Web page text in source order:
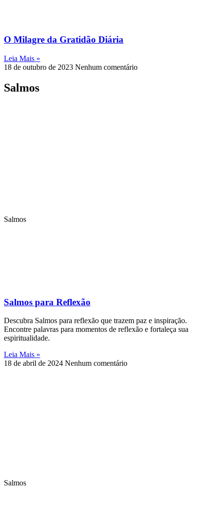
O Milagre da Gratidão Diária
Leia Mais »
18 de outubro de 2023 Nenhum comentário
Salmos
Salmos
Salmos para Reflexão
Descubra Salmos para reflexão que trazem paz e inspiração.
Encontre palavras para momentos de reflexão e fortaleça sua
espiritualidade.
Leia Mais »
18 de abril de 2024 Nenhum comentário
Salmos